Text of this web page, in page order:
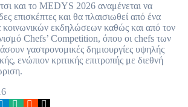
και το MEDYS 2026 αναμένεται να
επισκέπτες και θα πλαισιωθεί από ένα
εκδηλώσεων καθώς και από τον
Chefs’ Competition, όπου οι chefs των
γαστρονομικές δημιουργίες υψηλής
ενώπιον κριτικής επιτροπής με διεθνή